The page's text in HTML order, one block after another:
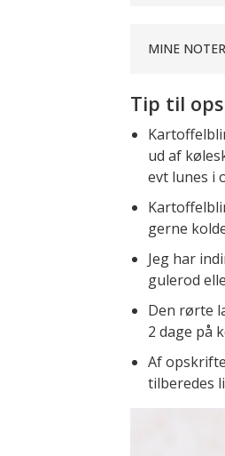
MINE
Tip til
ud af
evt lunes i
gerne
Jeg har
gulerod
Den rørte
2 dage på
Af
tilberedes